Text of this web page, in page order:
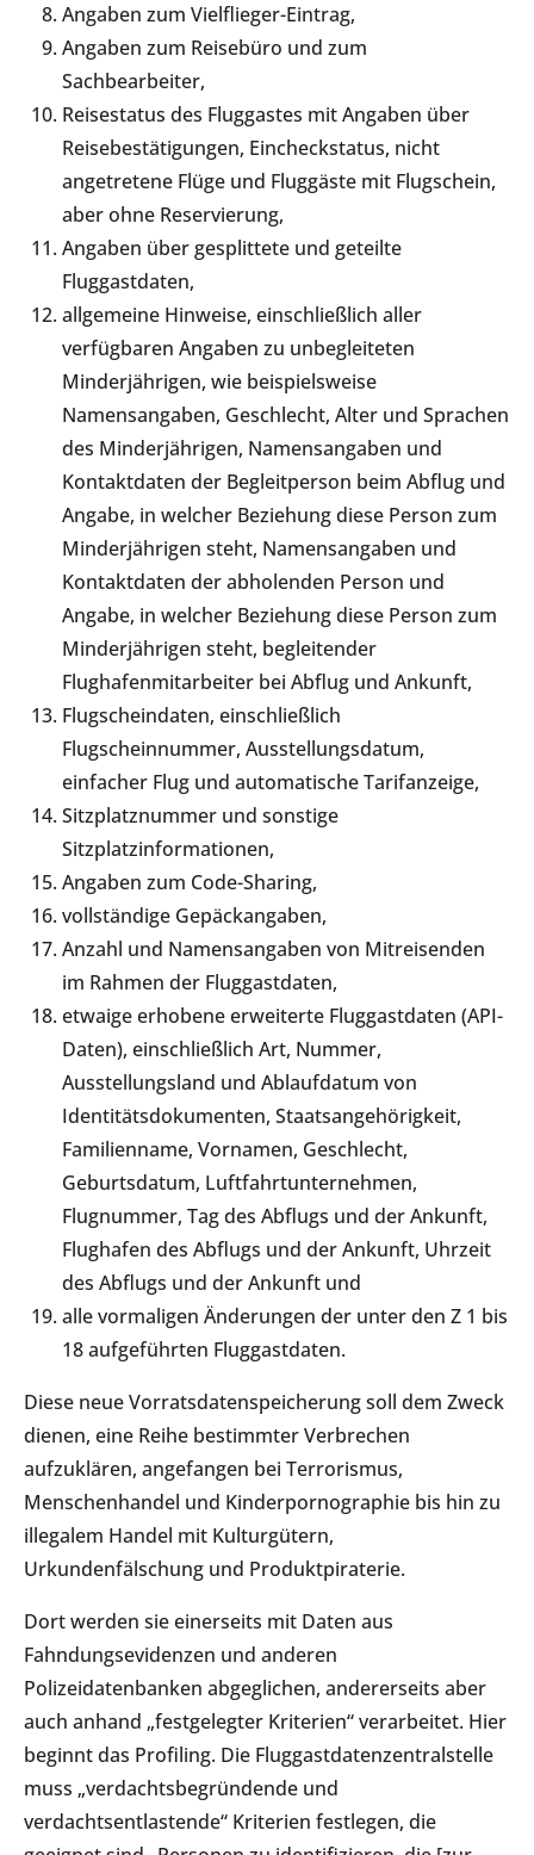
Angaben zum Vielflieger-Eintrag,
Angaben zum Reisebüro und zum
Sachbearbeiter,
Reisestatus des Fluggastes mit Angaben über
Reisebestätigungen, Eincheckstatus, nicht
angetretene Flüge und Fluggäste mit Flugschein,
aber ohne Reservierung,
Angaben über gesplittete und geteilte
Fluggastdaten,
allgemeine Hinweise, einschließlich aller
verfügbaren Angaben zu unbegleiteten
Minderjährigen, wie beispielsweise
Namensangaben, Geschlecht, Alter und Sprachen
des Minderjährigen, Namensangaben und
Kontaktdaten der Begleitperson beim Abflug und
Angabe, in welcher Beziehung diese Person zum
Minderjährigen steht, Namensangaben und
Kontaktdaten der abholenden Person und
Angabe, in welcher Beziehung diese Person zum
Minderjährigen steht, begleitender
Flughafenmitarbeiter bei Abflug und Ankunft,
Flugscheindaten, einschließlich
Flugscheinnummer, Ausstellungsdatum,
einfacher Flug und automatische Tarifanzeige,
Sitzplatznummer und sonstige
Sitzplatzinformationen,
Angaben zum Code-Sharing,
vollständige Gepäckangaben,
Anzahl und Namensangaben von Mitreisenden
im Rahmen der Fluggastdaten,
etwaige erhobene erweiterte Fluggastdaten (API-
Daten), einschließlich Art, Nummer,
Ausstellungsland und Ablaufdatum von
Identitätsdokumenten, Staatsangehörigkeit,
Familienname, Vornamen, Geschlecht,
Geburtsdatum, Luftfahrtunternehmen,
Flugnummer, Tag des Abflugs und der Ankunft,
Flughafen des Abflugs und der Ankunft, Uhrzeit
des Abflugs und der Ankunft und
alle vormaligen Änderungen der unter den Z 1 bis
18 aufgeführten Fluggastdaten.
Diese neue Vorratsdatenspeicherung soll dem Zweck
dienen, eine Reihe bestimmter Verbrechen
aufzuklären, angefangen bei Terrorismus,
Menschenhandel und Kinderpornographie bis hin zu
illegalem Handel mit Kulturgütern,
Urkundenfälschung und Produktpiraterie.
Dort werden sie einerseits mit Daten aus
Fahndungsevidenzen und anderen
Polizeidatenbanken abgeglichen, andererseits aber
auch anhand „festgelegter Kriterien“ verarbeitet. Hier
beginnt das Profiling. Die Fluggastdatenzentralstelle
muss „verdachtsbegründende und
verdachtsentlastende“ Kriterien festlegen, die